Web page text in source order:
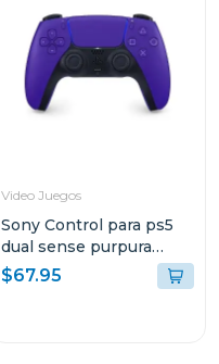
Video Juegos
Sony Control para ps5
dual sense purpura
galactico
$67.95